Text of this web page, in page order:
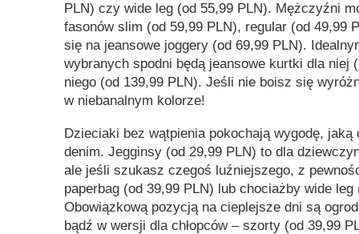
PLN) czy wide leg (od 55,99 PLN). Mężczyźni
fasonów slim (od 59,99 PLN), regular (od 49,99
się na jeansowe joggery (od 69,99 PLN).
wybranych spodni będą jeansowe kurtki dla niej
niego (od 139,99 PLN). Jeśli nie boisz się
w niebanalnym kolorze!
Dzieciaki bez wątpienia pokochają wygodę,
denim. Jegginsy (od 29,99 PLN) to dla
ale jeśli szukasz czegoś luźniejszego, z
paperbag (od 39,99 PLN) lub chociażby wide leg
Obowiązkową pozycją na cieplejsze dni są
bądź w wersji dla chłopców – szorty (od 39,99